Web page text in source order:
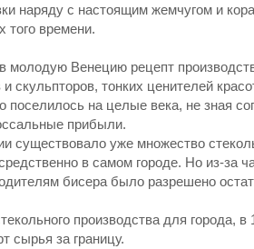
наряду с настоящим жемчугом и
того времени.
молодую Венецию рецепт
скульпторов, тонких ценителей
поселилось на целые века, не зная
прибыли.
существовало уже множество
в самом городе. Но из-за
бисера было разрешено
производства для города,
сырья за границу.